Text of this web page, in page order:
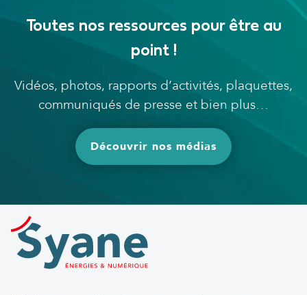
Toutes nos ressources pour être au
point !
Vidéos, photos, rapports d’activités, plaquettes,
communiqués de presse et bien plus…
Découvrir nos médias